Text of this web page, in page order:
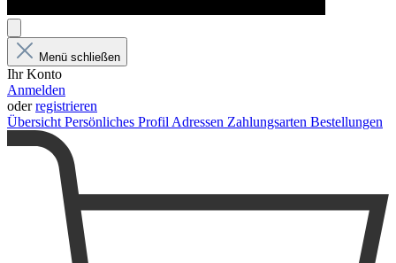
Menü schließen
Ihr Konto
Anmelden
oderregistrieren
Übersicht Persönliches Profil Adressen Zahlungsarten Bestellungen